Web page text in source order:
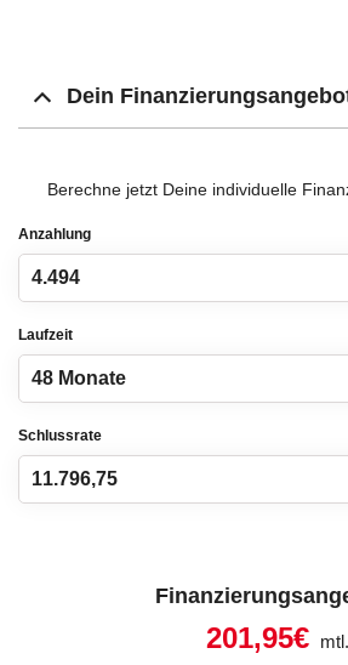
Dein
Berechne jetzt Deine individuelle
Anzahlung
Laufzeit
Schlussrate
201,95€ mtl.